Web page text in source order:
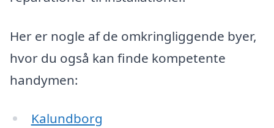
Her er nogle af de omkringliggende byer,
hvor du også kan finde kompetente
handymen:
Kalundborg